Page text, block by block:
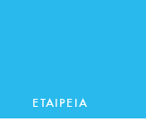
ΕΤΑΙΡΕΙΑ